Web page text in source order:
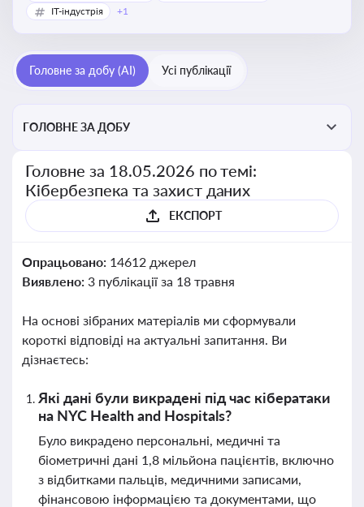
IT-індустрія
+1
Головне за добу (AI) Усі публікації
ГОЛОВНЕ ЗА ДОБУ
Головне за 18.05.2026 по темі:
Кібербезпека та захист даних
ЕКСПОРТ
Опрацьовано: 14612 джерел
Виявлено: 3 публікації за 18 травня
На основі зібраних матеріалів ми сформували
короткі відповіді на актуальні запитання. Ви
дізнаєтесь:
Які дані були викрадені під час кібератаки
на NYC Health and Hospitals?
Було викрадено персональні, медичні та
біометричні дані 1,8 мільйона пацієнтів, включно
з відбитками пальців, медичними записами,
фінансовою інформацією та документами, що